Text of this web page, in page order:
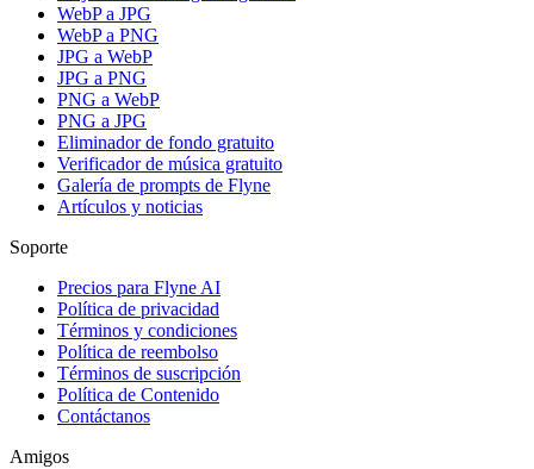
WebP a JPG
WebP a PNG
JPG a WebP
JPG a PNG
PNG a WebP
PNG a JPG
Eliminador de fondo gratuito
Verificador de música gratuito
Galería de prompts de Flyne
Artículos y noticias
Soporte
Precios para Flyne AI
Política de privacidad
Términos y condiciones
Política de reembolso
Términos de suscripción
Política de Contenido
Contáctanos
Amigos